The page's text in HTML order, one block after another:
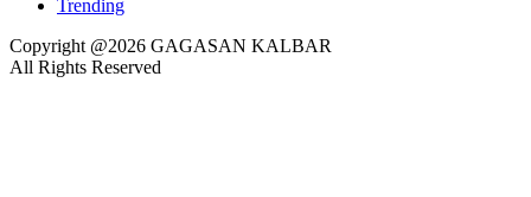
Trending
Copyright @2026 GAGASAN KALBAR
All Rights Reserved